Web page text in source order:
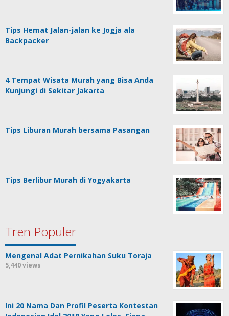
Tips Hemat Jalan-jalan ke Jogja ala
Backpacker
4 Tempat Wisata Murah yang Bisa Anda
Kunjungi di Sekitar Jakarta
Tips Liburan Murah bersama Pasangan
Tips Berlibur Murah di Yogyakarta
Tren Populer
Mengenal Adat Pernikahan Suku Toraja
5,440 views
Ini 20 Nama Dan Profil Peserta Kontestan